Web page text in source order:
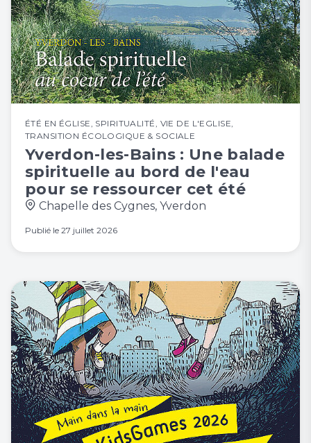
ÉTÉ EN ÉGLISE SPIRITUALITÉ VIE DE L'EGLISE
TRANSITION ÉCOLOGIQUE & SOCIALE
Yverdon-les-Bains : Une balade
spirituelle au bord de l'eau
pour se ressourcer cet été
Chapelle des Cygnes, Yverdon
Publié le 27 juillet 2026